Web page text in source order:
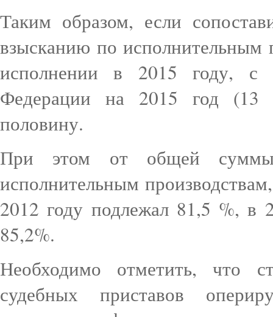
Таким образом, если
взысканию по исполнительным
исполнении в 2015 году, с
Федерации на 2015 год (13
половину.
При этом от общей
исполнительным
2012 году подлежал 81,5 %, в
85,2%.
Необходимо отметить, что
судебных приставов